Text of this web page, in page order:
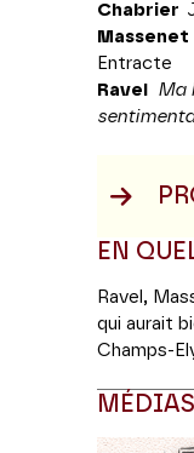
Chabrier
Massenet
Entracte
Ravel
Ma
EN
Ravel,
qui aurait
Champs-
rarement